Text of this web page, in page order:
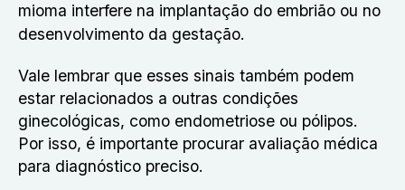
mioma interfere na implantação do embrião ou no
desenvolvimento da gestação.
Vale lembrar que esses sinais também podem
estar relacionados a outras condições
ginecológicas, como endometriose ou pólipos.
Por isso, é importante procurar avaliação médica
para diagnóstico preciso.